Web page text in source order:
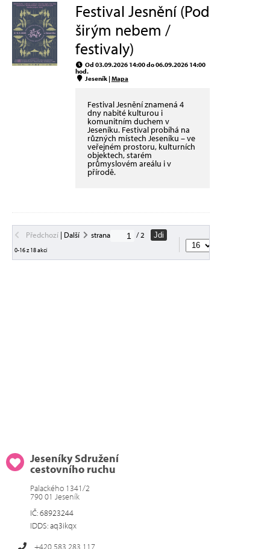
Festival Jesnění (Pod
širým nebem /
festivaly)
Od 03.09.2026 14:00 do 06.09.2026 14:00
hod.
Jeseník |Mapa
Festival Jesnění znamená 4
dny nabité kulturou i
komunitním duchem v
Jeseníku. Festival probíhá na
různých místech Jeseníku – ve
veřejném prostoru, kulturních
objektech, starém
průmyslovém areálu i v
přírodě.
Předchozí| Další strana / 2 Jdi
0-16 z 18 akcí
Jeseníky Sdružení
cestovního ruchu
Palackého 1341/2
790 01 Jeseník
IČ: 68923244
IDDS: aq3ikqx
+420 583 283 117